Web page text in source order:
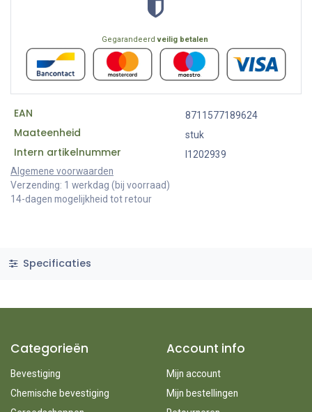
Gegarandeerdveilig betalen
EAN 8711577189624
Maateenheid stuk
Intern artikelnummer
I1202939
Algemene voorwaarden
Verzending: 1 werkdag (bij voorraad)
14-dagen mogelijkheid tot retour
Specificaties
Categorieën
Bevestiging
Chemische bevestiging
Account info
Mijn account
Mijn bestellingen